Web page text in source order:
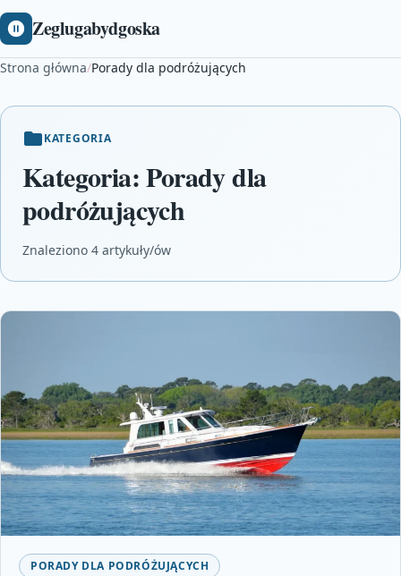
Zeglugabydgoska
Strona główna/Porady dla podróżujących
KATEGORIA
Kategoria:Porady dla
podróżujących
Znaleziono 4 artykuły/ów
PORADY DLA PODRÓŻUJĄCYCH